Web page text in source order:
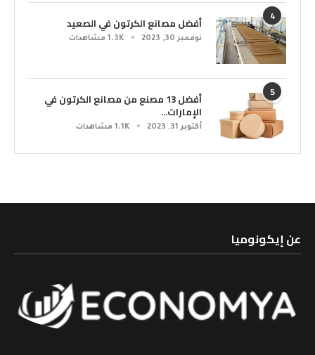
4 أفضل مصانع الكرتون في الصعيد
نوفمبر 30, 2023 1.3K مشاهدات
5 أفضل 13 مصنع من مصانع الكرتون في
الإمارات...
أكتوبر 31, 2023 1.1K مشاهدات
عن إيكونوميا